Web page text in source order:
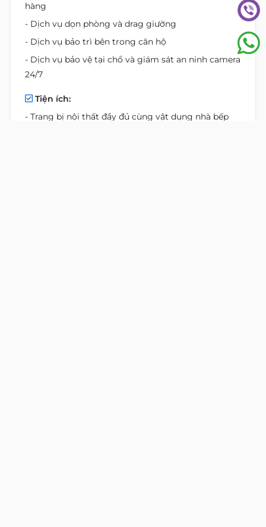
hàng
- Dịch vụ dọn phòng và drag giường
- Dịch vụ bảo trì bên trong căn hộ
- Dịch vụ bảo vệ tại chổ và giám sát an ninh camera
24/7
Tiện ích:
- Trang bị nội thất đầy đủ cùng vật dụng nhà bếp